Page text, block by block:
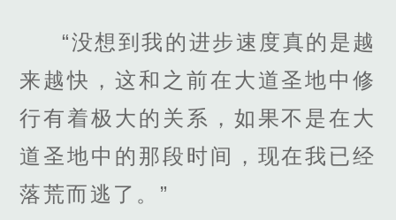
“没想到我的进步速度真的是越
来越快，这和之前在大道圣地中修
行有着极大的关系，如果不是在大
道圣地中的那段时间，现在我已经
落荒而逃了。”